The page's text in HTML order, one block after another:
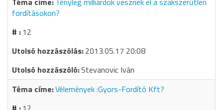
fordításokon?
12
2013.05.17 20:08
Stevanovic Iván
Vélemények :Gyors-Fordító Kft?